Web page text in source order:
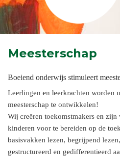
Meesterschap
Boeiend onderwijs stimuleert
Leerlingen en leerkrachten worden
meesterschap te ontwikkelen!
Wij creëren toekomstmakers en
kinderen voor te bereiden op de
basisvakken lezen, begrijpend
gestructureerd en gedifferentieerd